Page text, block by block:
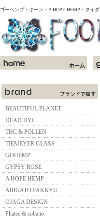
ゴーヘンプ・キーン・A HOPE HEMP・タイ
BEAUTIFUL PLANET
DEAD DYE
THC & POLLEN
TIEMEYER GLASS
GOHEMP
GYPSY ROSE
A HOPE HEMP
ARIGATO FAKKYU
OJAGA DESIGN
Phatee & cobano